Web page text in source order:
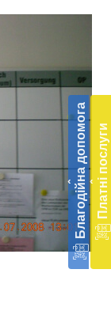
‹ Благодійна допомога ‹ Платні послуги